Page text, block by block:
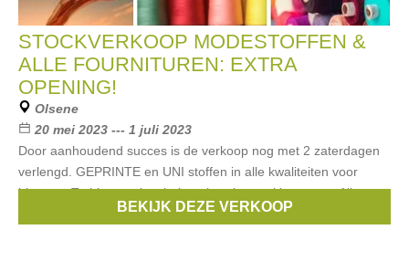
STOCKVERKOOP MODESTOFFEN &
ALLE FOURNITUREN: EXTRA
OPENING!
Olsene
20 mei 2023 --- 1 juli 2023
Door aanhoudend succes is de verkoop nog met 2 zaterdagen
verlengd. GEPRINTE en UNI stoffen in alle kwaliteiten voor
bloezen, T-shirts, topjes, jurken, broeken, rokken, etc... Alle
BEKIJK DEZE VERKOOP